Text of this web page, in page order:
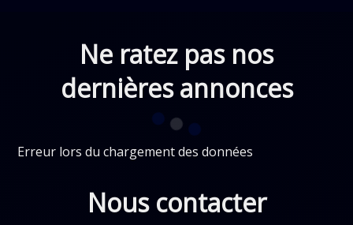
Ne ratez pas nos
dernières annonces
Erreur lors du chargement des données
Nous contacter